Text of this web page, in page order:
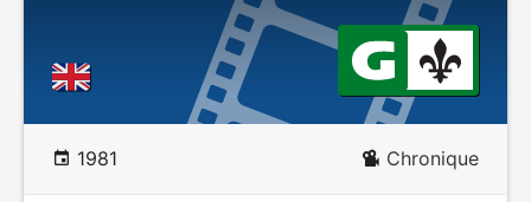
1981 Chronique